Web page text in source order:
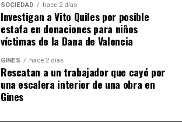
SOCIEDAD hace 2 días
Investigan a Vito Quiles por posible
estafa en donaciones para niños
víctimas de la Dana de Valencia
GINES hace 2 días
Rescatan a un trabajador que cayó por
una escalera interior de una obra en
Gines